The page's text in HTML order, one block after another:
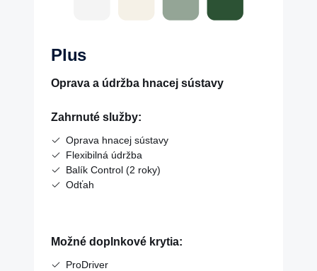
Plus
Oprava a údržba hnacej sústavy
Zahrnuté služby:
Oprava hnacej sústavy
Flexibilná údržba
Balík Control (2 roky)
Odťah
Možné doplnkové krytia:
ProDriver